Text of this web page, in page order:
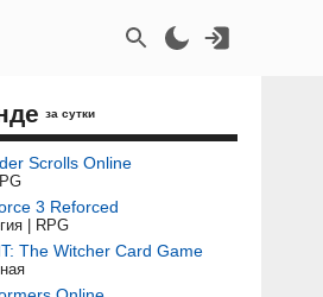
за сутки
Scrolls Online
3 Reforced
| RPG
The Witcher Card Game